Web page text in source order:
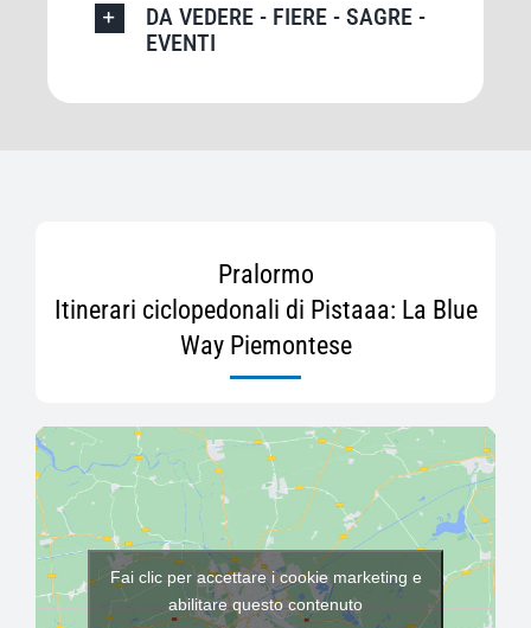
DA VEDERE - FIERE - SAGRE -
EVENTI
Pralormo
Itinerari ciclopedonali di Pistaaa: La Blue
Way Piemontese
Fai clic per accettare i cookie marketing e
abilitare questo contenuto